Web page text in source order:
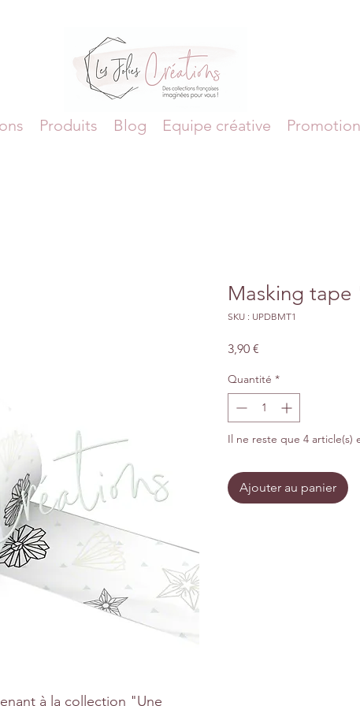
Produits Blog Equipe créative
à la collection "Une
Masking tape
SKU : UPDBMT1
3,90 €
Quantité *
Il ne reste que 4 article(s)
Ajouter au panier